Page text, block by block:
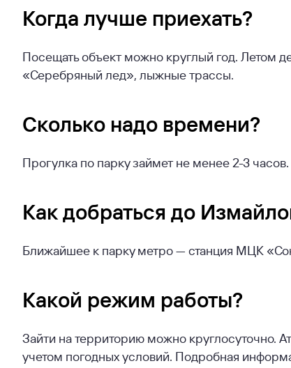
Когда лучше приехать?
Посещать объект можно круглый год. Летом
«Серебряный лед», лыжные трассы.
Сколько надо времени?
Прогулка по парку займет не менее 2-3 часов.
Как добраться до
Ближайшее к парку метро — станция МЦК
Какой режим работы?
Зайти на территорию можно круглосуточно.
учетом погодных условий. Подробная